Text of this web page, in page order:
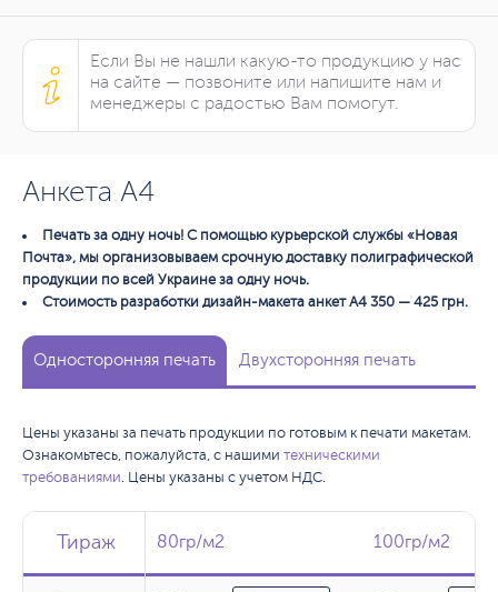
Если Вы не нашли какую-то продукцию у нас
на сайте — позвоните или напишите нам и
менеджеры с радостью Вам помогут.
Анкета А4
Печать за одну ночь! С помощью курьерской службы «Новая
Почта», мы организовываем срочную доставку полиграфической
продукции по всей Украине за одну ночь.
Стоимость разработки дизайн-макета анкет А4 350 — 425 грн.
Односторонняя печать Двухсторонняя печать
Цены указаны за печать продукции по готовым к печати макетам.
Ознакомьтесь, пожалуйста, с нашими техническими
требованиями. Цены указаны с учетом НДС.
Тираж
Тираж 80гр/м2 100гр/м2
Тираж 80гр/м2 100гр/м2